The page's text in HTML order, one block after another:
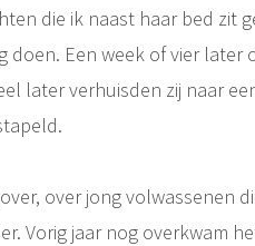
die ik naast haar bed zit
doen. Een week of vier later
later verhuisden zij naar
over jong volwassenen
Vorig jaar nog overkwam